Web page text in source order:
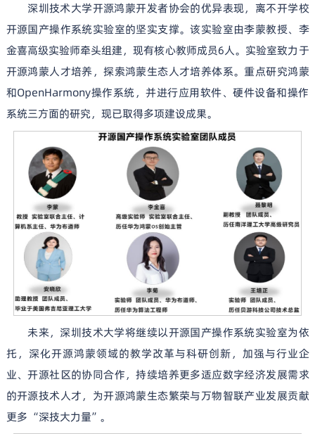
深圳技术大学开源鸿蒙开发者协会的优异表现，离不开学校
开源国产操作系统实验室的坚实支撑。该实验室由李蒙教授、李
金喜高级实验师牵头组建，现有核心教师成员6人。实验室致力于
开源鸿蒙人才培养，探索鸿蒙生态人才培养体系。重点研究鸿蒙
和OpenHarmony操作系统，并进行应用软件、硬件设备和操作
系统三方面的研究，现已取得多项建设成果。
未来，深圳技术大学将继续以开源国产操作系统实验室为依
托，深化开源鸿蒙领域的教学改革与科研创新，加强与行业企
业、开源社区的协同合作，持续培养更多适应数字经济发展需求
的开源技术人才，为开源鸿蒙生态繁荣与万物智联产业发展贡献
更多 “深技大力量”。